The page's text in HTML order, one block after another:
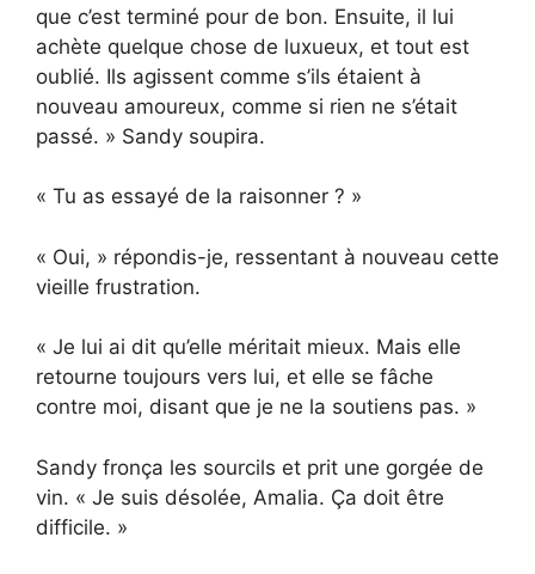
que c’est terminé pour de bon. Ensuite, il lui
achète quelque chose de luxueux, et tout est
oublié. Ils agissent comme s’ils étaient à
nouveau amoureux, comme si rien ne s’était
passé. » Sandy soupira.
« Tu as essayé de la raisonner ? »
« Oui, » répondis-je, ressentant à nouveau cette
vieille frustration.
« Je lui ai dit qu’elle méritait mieux. Mais elle
retourne toujours vers lui, et elle se fâche
contre moi, disant que je ne la soutiens pas. »
Sandy fronça les sourcils et prit une gorgée de
vin. « Je suis désolée, Amalia. Ça doit être
difficile. »